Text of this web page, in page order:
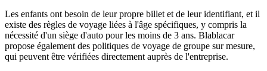
Les enfants ont besoin de leur propre billet et de leur identifiant, et il
existe des règles de voyage liées à l'âge spécifiques, y compris la
nécessité d'un siège d'auto pour les moins de 3 ans. Blablacar
propose également des politiques de voyage de groupe sur mesure,
qui peuvent être vérifiées directement auprès de l'entreprise.